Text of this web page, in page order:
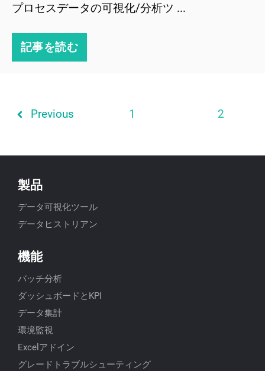
プロセスデータの可視化/分析ツ ...
記事を読む
Previous 1 2
製品
データ可視化ツール
データヒストリアン
機能
バッチ分析
ダッシュボードとKPI
データ集計
環境監視
Excelアドイン
グレードトラブルシューティング